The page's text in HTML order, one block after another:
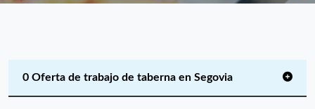
0 Oferta de trabajo de taberna en Segovia